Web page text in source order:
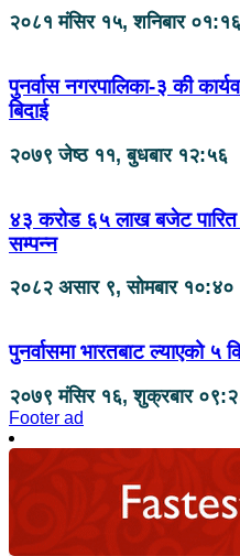
२०८१ मंसिर १५, शनिबार ०१:१६
पुनर्वास नगरपालिका-३ की
बिदाई
२०७९ जेष्ठ ११, बुधबार १२:५६
४३ करोड ६५ लाख बजेट
सम्पन्न
२०८२ असार ९, सोमबार १०:४०
पुनर्वासमा भारतबाट ल्याएको
२०७९ मंसिर १६, शुक्रबार
Footer ad